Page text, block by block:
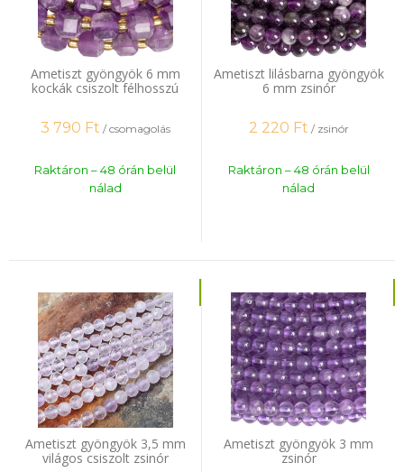
Ametiszt gyöngyök 6 mm
kockák csiszolt félhosszú
3 790 Ft / csomagolás
Raktáron – 48 órán belül
nálad
Ametiszt lilásbarna gyöngyök
6 mm zsinór
2 220 Ft / zsinór
Raktáron – 48 órán belül
nálad
Ametiszt gyöngyök 3,5 mm
világos csiszolt zsinór
Ametiszt gyöngyök 3 mm
zsinór